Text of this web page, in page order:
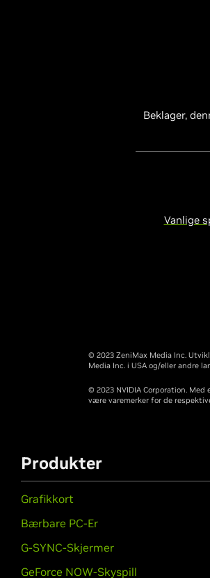
Beklager,
Vanlige
© 2023 ZeniMax Media Inc.
Media Inc. i USA og/eller andre
© 2023 NVIDIA Corporation. Med
være varemerker for de
Produkter
Grafikkort
Bærbare PC-Er
G-SYNC-Skjermer
GeForce NOW-Skyspill